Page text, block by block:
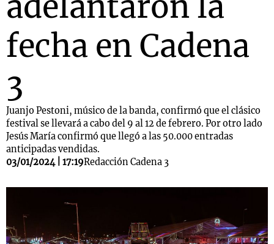
fecha en Cadena
3
Juanjo Pestoni, músico de la banda, confirmó que el clásico
festival se llevará a cabo del 9 al 12 de febrero. Por otro lado
Jesús María confirmó que llegó a las 50.000 entradas
anticipadas vendidas.
03/01/2024 | 17:19Redacción Cadena 3